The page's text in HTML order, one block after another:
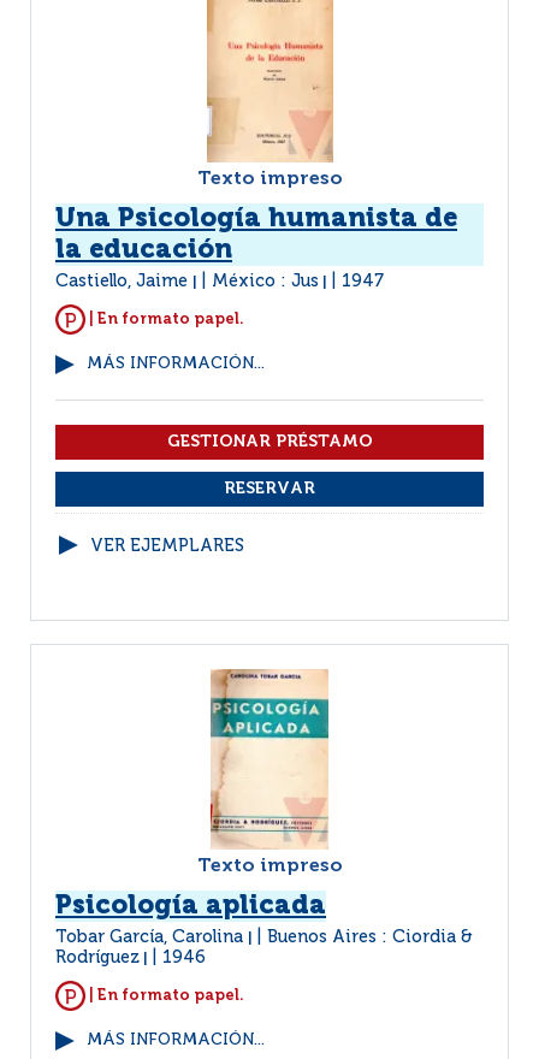
Texto impreso
Una Psicología humanista de
la educación
Castiello, Jaime México : Jus 1947
| En formato papel.
MÁS INFORMACIÓN...
VER EJEMPLARES
Texto impreso
Psicología aplicada
Tobar García, Carolina
Buenos Aires : Ciordia &
Rodríguez
1946
| En formato papel.
MÁS INFORMACIÓN...